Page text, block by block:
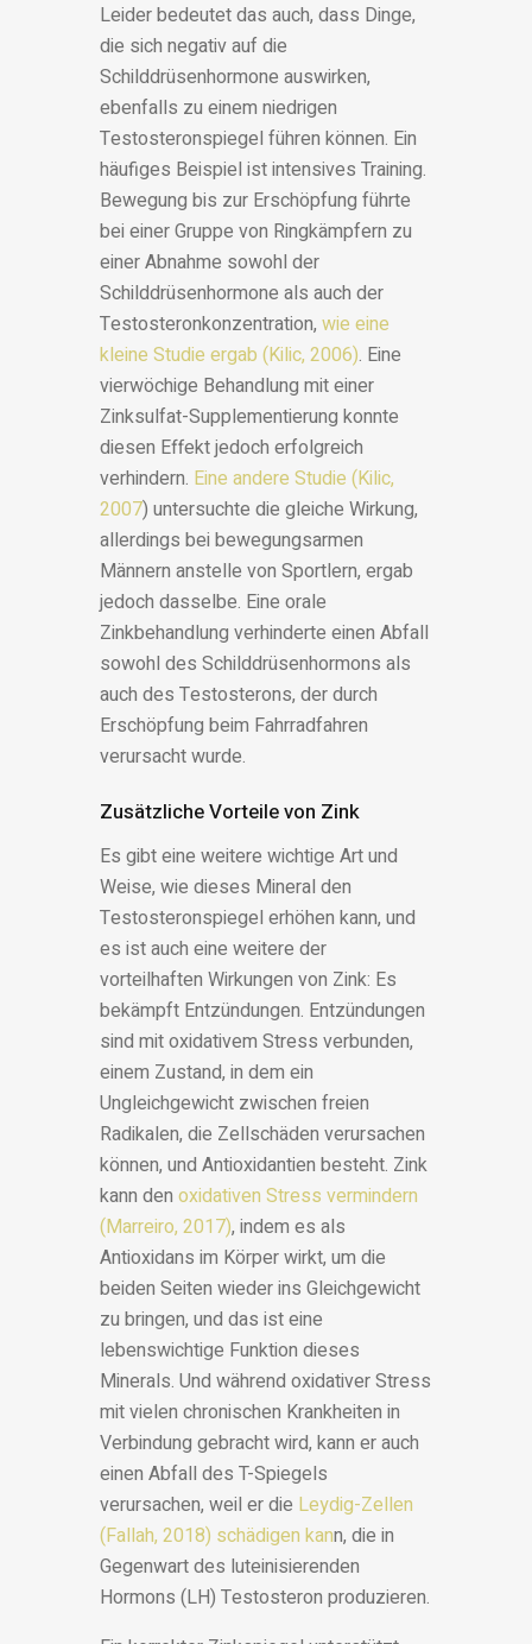
Leider bedeutet das auch, dass Dinge,
die sich negativ auf die
Schilddrüsenhormone auswirken,
ebenfalls zu einem niedrigen
Testosteronspiegel führen können. Ein
häufiges Beispiel ist intensives Training.
Bewegung bis zur Erschöpfung führte
bei einer Gruppe von Ringkämpfern zu
einer Abnahme sowohl der
Schilddrüsenhormone als auch der
Testosteronkonzentration, wie eine
kleine Studie ergab (Kilic, 2006). Eine
vierwöchige Behandlung mit einer
Zinksulfat-Supplementierung konnte
diesen Effekt jedoch erfolgreich
verhindern. Eine andere Studie (Kilic,
2007) untersuchte die gleiche Wirkung,
allerdings bei bewegungsarmen
Männern anstelle von Sportlern, ergab
jedoch dasselbe. Eine orale
Zinkbehandlung verhinderte einen Abfall
sowohl des Schilddrüsenhormons als
auch des Testosterons, der durch
Erschöpfung beim Fahrradfahren
verursacht wurde.
Zusätzliche Vorteile von Zink
Es gibt eine weitere wichtige Art und
Weise, wie dieses Mineral den
Testosteronspiegel erhöhen kann, und
es ist auch eine weitere der
vorteilhaften Wirkungen von Zink: Es
bekämpft Entzündungen. Entzündungen
sind mit oxidativem Stress verbunden,
einem Zustand, in dem ein
Ungleichgewicht zwischen freien
Radikalen, die Zellschäden verursachen
können, und Antioxidantien besteht. Zink
kann den oxidativen Stress vermindern
(Marreiro, 2017), indem es als
Antioxidans im Körper wirkt, um die
beiden Seiten wieder ins Gleichgewicht
zu bringen, und das ist eine
lebenswichtige Funktion dieses
Minerals. Und während oxidativer Stress
mit vielen chronischen Krankheiten in
Verbindung gebracht wird, kann er auch
einen Abfall des T-Spiegels
verursachen, weil er die Leydig-Zellen
(Fallah, 2018) schädigen kann, die in
Gegenwart des luteinisierenden
Hormons (LH) Testosteron produzieren.